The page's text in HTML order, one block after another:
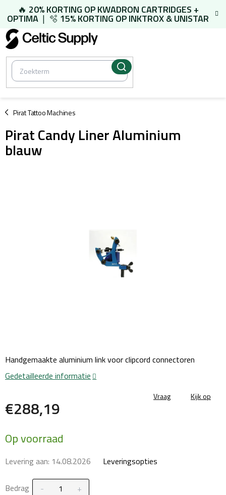
Overslaan
naar
inhoud
🔥 20% KORTING OPKWADRON CARTRIDGES +
OPTIMA | 🫧 15% KORTING OPINKTROX & UNISTAR
Pirat Tattoo Machines
/
Pirat Candy Liner Aluminium
blauw
€288,19
prijs:
Op voorraad
Levering aan: 14.08.2026 Leveringsopties
Bedrag
Handgemaakte aluminium link voor clipcord connectoren
Gedetailleerde informatie
Vraag Kijk op